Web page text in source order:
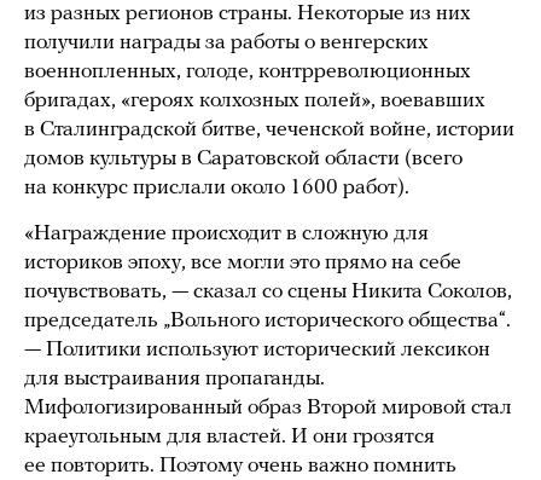
из разных регионов страны. Некоторые из них
получили награды за работы о венгерских
военнопленных, голоде, контрреволюционных
бригадах, «героях колхозных полей», воевавших
в Сталинградской битве, чеченской войне, истории
домов культуры в Саратовской области (всего
на конкурс прислали около 1600 работ).
«Награждение происходит в сложную для
историков эпоху, все могли это прямо на себе
почувствовать, — сказал со сцены Никита Соколов,
председатель „Вольного исторического общества“.
— Политики используют исторический лексикон
для выстраивания пропаганды.
Мифологизированный образ Второй мировой стал
краеугольным для властей. И они грозятся
ее повторить. Поэтому очень важно помнить